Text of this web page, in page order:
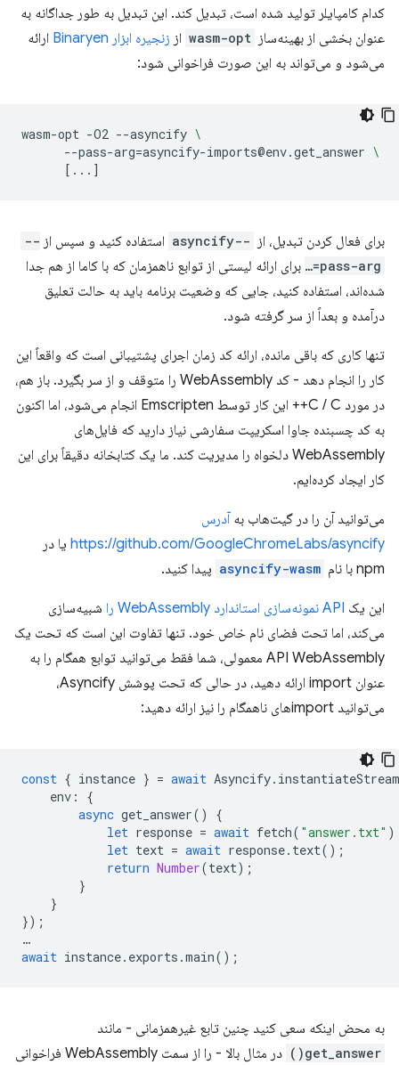
کدام کامپایلر تولید شده است، تبدیل کند. این تبدیل به طور جداگانه به
عنوان بخشی از بهینه‌ساز wasm-opt از زنجیره ابزار Binaryen
ارائه
می‌شود و می‌تواند به این صورت فراخوانی شود:
wasm-opt -O2 --asyncify \
--pass-arg=asyncify-imports@env.get_answer \
[ ... ]
برای فعال کردن تبدیل، از --asyncify استفاده کنید و سپس از --
pass-arg=…
برای ارائه لیستی از توابع ناهمزمان که با کاما از هم جدا
شده‌اند، استفاده کنید، جایی که وضعیت برنامه باید به حالت تعلیق
درآمده و بعداً از سر گرفته شود.
تنها کاری که باقی مانده، ارائه کد زمان اجرای پشتیبانی است که واقعاً این
کار را انجام دهد - کد WebAssembly را متوقف و از سر بگیرد. باز هم،
در مورد C / C++ این کار توسط Emscripten انجام می‌شود، اما اکنون
به کد چسبنده جاوا اسکریپت سفارشی نیاز دارید که فایل‌های
WebAssembly دلخواه را مدیریت کند. ما یک کتابخانه دقیقاً برای این
کار ایجاد کرده‌ایم.
می‌توانید آن را در گیت‌هاب به آدرس
https://github.com/GoogleChromeLabs/asyncify یا در
npm با نام
asyncify-wasm پیدا کنید.
این یک API نمونه‌سازی استاندارد WebAssembly را
شبیه‌سازی
می‌کند، اما تحت فضای نام خاص خود. تنها تفاوت این است که تحت یک
API WebAssembly معمولی، شما فقط می‌توانید توابع همگام را به
عنوان import ارائه دهید، در حالی که تحت پوشش Asyncify،
می‌توانید importهای ناهمگام را نیز ارائه دهید:
const { instance } = await Asyncify.
env :
{
async get_answer()
{
let response = await fetch( "answer.txt"
let text = await response. text();
return Number(text);
}
}
});
…
await instance. exports .main();
به محض اینکه سعی کنید چنین تابع غیرهمزمانی - مانند
get_answer()
در مثال بالا - را از سمت WebAssembly فراخوانی